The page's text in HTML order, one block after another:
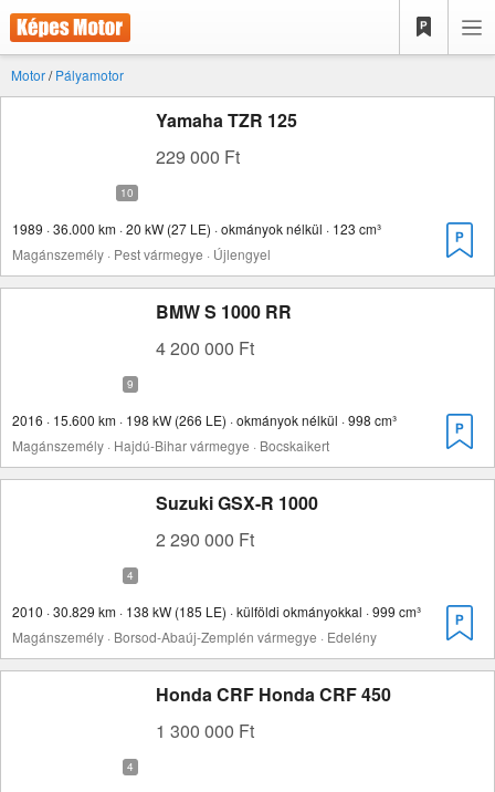
Motor/Pályamotor
Yamaha TZR 125
229 000 Ft
1989 · 36.000 km · 20 kW (27 LE) · okmányok nélkül · 123 cm³
Magánszemély · Pest vármegye · Újlengyel
BMW S 1000 RR
4 200 000 Ft
2016 · 15.600 km · 198 kW (266 LE) · okmányok nélkül · 998 cm³
Magánszemély · Hajdú-Bihar vármegye · Bocskaikert
Suzuki GSX-R 1000
2 290 000 Ft
2010 · 30.829 km · 138 kW (185 LE) · külföldi okmányokkal · 999 cm³
Magánszemély · Borsod-Abaúj-Zemplén vármegye · Edelény
Honda CRF Honda CRF 450
1 300 000 Ft